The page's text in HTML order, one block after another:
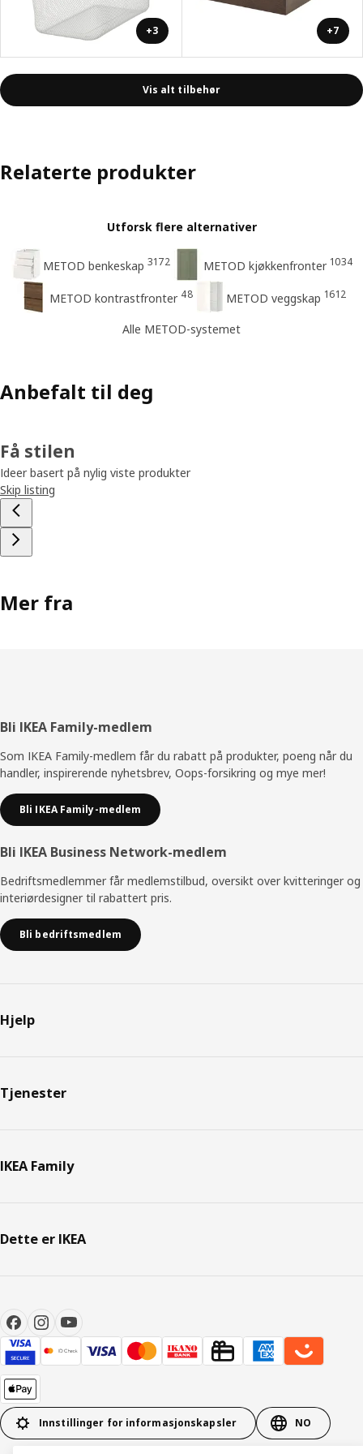
+3 +7
Vis alt tilbehør
Relaterte produkter
Utforsk flere alternativer
METOD benkeskap 3172 METOD kjøkkenfronter 1034
METOD kontrastfronter 48 METOD veggskap 1612
Alle METOD-systemet
Anbefalt til deg
Få stilen
Ideer basert på nylig viste produkter
Skip listing
Mer fra
Bunntekst
Bli IKEA Family-medlem
Som IKEA Family-medlem får du rabatt på produkter, poeng når du
handler, inspirerende nyhetsbrev, Oops-forsikring og mye mer!
Bli IKEA Family-medlem
Bli IKEA Business Network-medlem
Bedriftsmedlemmer får medlemstilbud, oversikt over kvitteringer og
interiørdesigner til rabattert pris.
Bli bedriftsmedlem
Hjelp
Tjenester
IKEA Family
Dette er IKEA
Innstillinger for informasjonskapsler NO